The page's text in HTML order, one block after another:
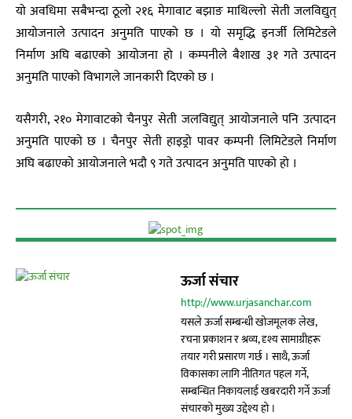
यो अवधिमा सबैभन्दा ठूलो २१६ मेगावाट बझाङ माथिल्लो सेती जलविद्युत्
आयोजनाले उत्पादन अनुमति पाएको छ । यो समृद्धि इनर्जी लिमिटेडले
निर्माण अघि बढाएको आयोजना हो । कम्पनीले बैशाख ३१ गते उत्पादन
अनुमति पाएको विभागले जानकारी दिएको छ ।
यसैगरी, २१० मेगावाटको चैनपुर सेती जलविद्युत् आयोजनाले पनि उत्पादन
अनुमति पाएको छ । चैनपुर सेती हाइड्रो पावर कम्पनी लिमिटेडले निर्माण
अघि बढाएको आयोजनाले भदौ ९ गते उत्पादन अनुमति पाएको हो ।
ऊर्जा संचार
http://www.urjasanchar.com
यसले ऊर्जा सम्बन्धी खोजमूलक लेख,
रचना प्रकाशन र श्रव्य, दृश्य सामाग्रीहरू
तयार गरी प्रसारण गर्छ । साथै, ऊर्जा
विकासका लागि नीतिगत पहल गर्ने,
सम्बन्धित निकायलाई खबरदारी गर्ने ऊर्जा
संचारको मुख्य उद्देश्य हो ।